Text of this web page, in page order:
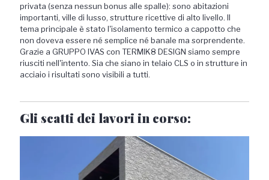
privata (senza nessun bonus alle spalle): sono abitazioni
importanti, ville di lusso, strutture ricettive di alto livello. Il
tema principale è stato l'isolamento termico a cappotto che
non doveva essere né semplice né banale ma sorprendente.
Grazie a GRUPPO IVAS con TERMIK8 DESIGN siamo sempre
riusciti nell'intento. Sia che siano in telaio CLS o in strutture in
acciaio i risultati sono visibili a tutti.
Gli scatti dei lavori in corso: